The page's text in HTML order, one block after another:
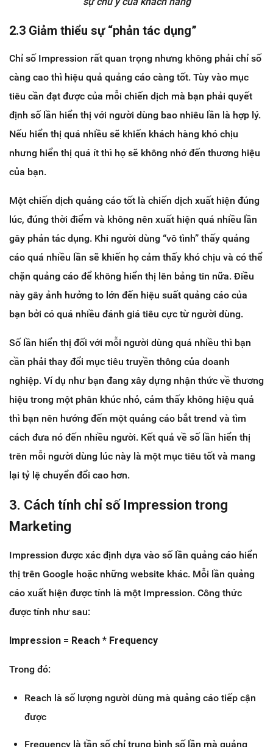
2.3 Giảm thiểu sự “phản tác dụng”
Chỉ số Impression rất quan trọng nhưng không phải chỉ số
càng cao thì hiệu quả quảng cáo càng tốt. Tùy vào mục
tiêu cần đạt được của mỗi chiến dịch mà bạn phải quyết
định số lần hiển thị với người dùng bao nhiêu lần là hợp lý.
Nếu hiển thị quá nhiều sẽ khiến khách hàng khó chịu
nhưng hiển thị quá ít thì họ sẽ không nhớ đến thương hiệu
của bạn.
Một chiến dịch quảng cáo tốt là chiến dịch xuất hiện đúng
lúc, đúng thời điểm và không nên xuất hiện quá nhiều lần
gây phản tác dụng. Khi người dùng “vô tình” thấy quảng
cáo quá nhiều lần sẽ khiến họ cảm thấy khó chịu và có thể
chặn quảng cáo để không hiển thị lên bảng tin nữa. Điều
này gây ảnh hưởng to lớn đến hiệu suất quảng cáo của
bạn bởi có quá nhiều đánh giá tiêu cực từ người dùng.
Số lần hiển thị đối với mỗi người dùng quá nhiều thì bạn
cần phải thay đổi mục tiêu truyền thông của doanh
nghiệp. Ví dụ như bạn đang xây dựng nhận thức về thương
hiệu trong một phân khúc nhỏ, cảm thấy không hiệu quả
thì bạn nên hướng đến một quảng cáo bắt trend và tìm
cách đưa nó đến nhiều người. Kết quả về số lần hiển thị
trên mỗi người dùng lúc này là một mục tiêu tốt và mang
lại tỷ lệ chuyển đổi cao hơn.
3. Cách tính chỉ số Impression trong
Marketing
Impression được xác định dựa vào số lần quảng cáo hiển
thị trên Google hoặc những website khác. Mỗi lần quảng
cáo xuất hiện được tính là một Impression. Công thức
được tính như sau:
Impression = Reach * Frequency
Trong đó:
Reach là số lượng người dùng mà quảng cáo tiếp cận
được
Frequency là tần số chỉ trung bình số lần mà quảng